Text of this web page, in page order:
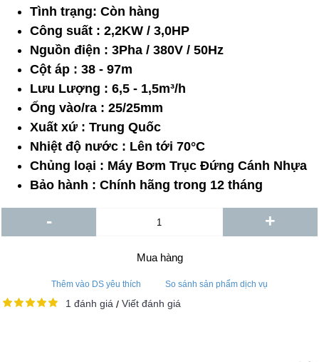
Tình trạng: Còn hàng
Công suất : 2,2KW / 3,0HP
Nguồn điện : 3Pha / 380V / 50Hz
Cột áp : 38 - 97m
Lưu Lượng : 6,5 - 1,5m³/h
Ống vào/ra : 25/25mm
Xuất xứ : Trung Quốc
Nhiệt độ nước : Lên tới 70°C
Chủng loại : Máy Bơm Trục Đứng Cánh Nhựa
Bảo hành : Chính hãng trong 12 tháng
- +
Mua hàng
Thêm vào DS yêu thích So sánh sản phẩm dịch vụ
1 đánh giá / Viết đánh giá